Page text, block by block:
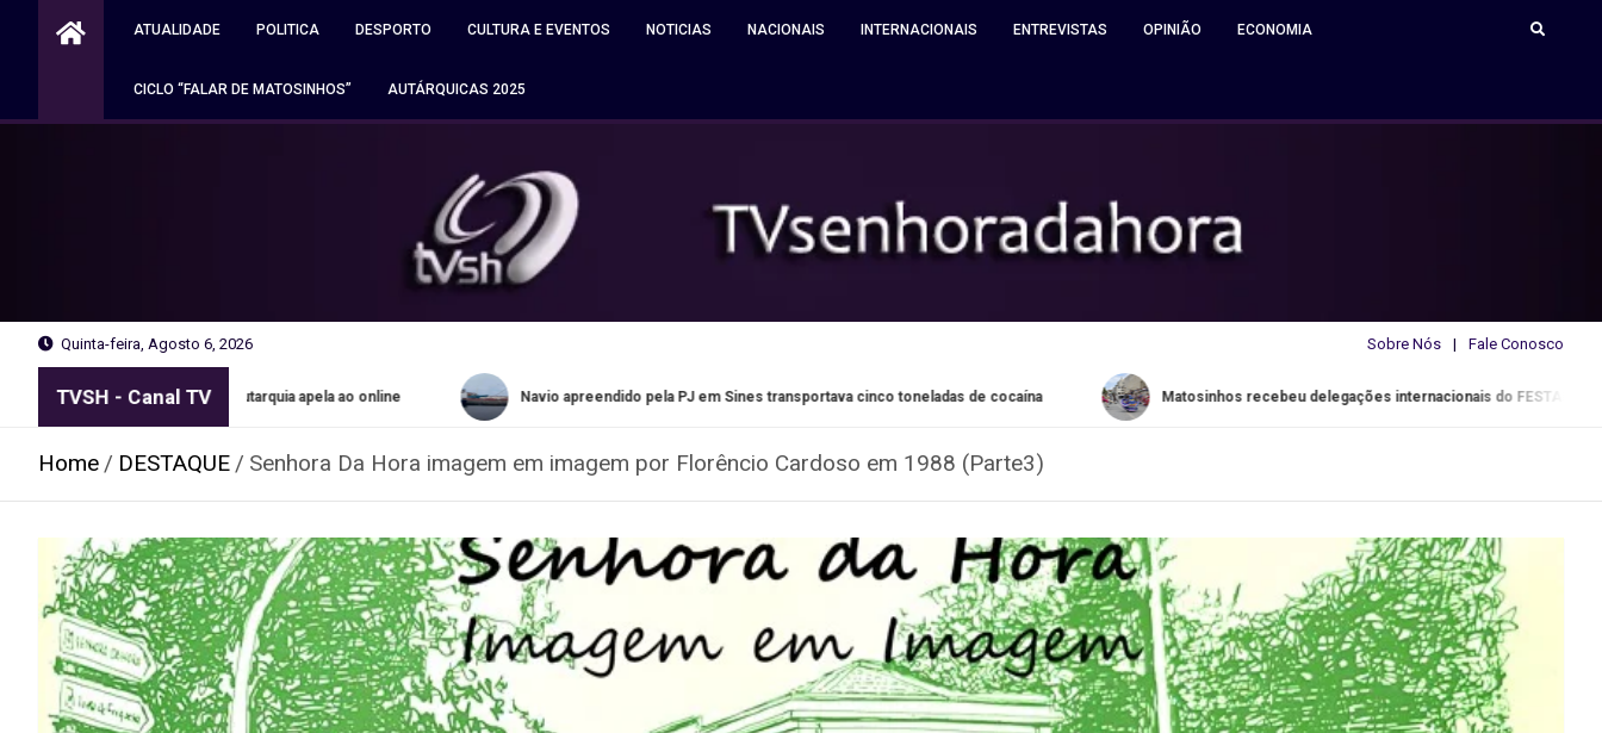
ATUALIDADE POLITICA DESPORTO CULTURA E EVENTOS NOTICIAS NACIONAIS INTERNACIONAIS ENTREVISTAS OPINIÃO ECONOMIA
CICLO “FALAR DE MATOSINHOS” AUTÁRQUICAS 2025
Quinta-feira, Agosto 6, 2026 Sobre Nós Fale Conosco
TVSH - Canal TV
grátis no Porto. Autarquia apela ao online Navio apreendido pela PJ em Sines transportava cinco toneladas de cocaína Matosinhos recebeu delegações internacionais do FESTARTE
Home DESTAQUE Senhora Da Hora imagem em imagem por Florêncio Cardoso em 1988 (Parte3)